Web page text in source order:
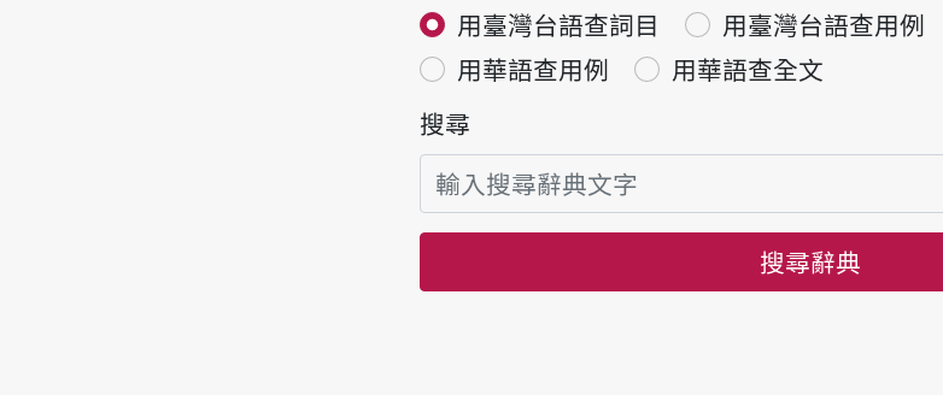
用臺灣台語查詞目
用臺灣台語查用例
用華語查用例
用華語查全文
搜尋
搜尋辭典